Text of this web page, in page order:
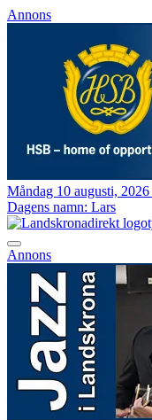
Annons
Måndag 10 augusti, 2026
Dagens namn: Lars
Annons